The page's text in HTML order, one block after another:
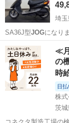
埼
SA36J型JOGになり
タイヤF6分山、 R2
たりませんでした。 今回、格安にて現状販売をさせていただきます。
乗り...
埼玉 児玉郡
≪
の
時
日払
株
茨